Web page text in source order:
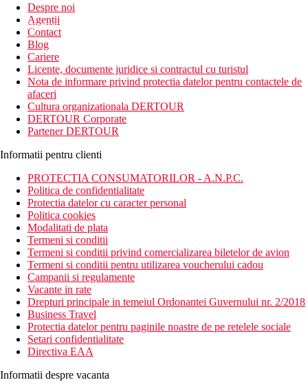
newsletter!
Despre noi
Agentii
Contact
Blog
Cariere
Licente, documente juridice si contractul cu turistul
Nota de informare privind protectia datelor pentru contactele de
afaceri
Cultura organizationala DERTOUR
DERTOUR Corporate
Partener DERTOUR
Informatii pentru clienti
PROTECTIA CONSUMATORILOR - A.N.P.C.
Politica de confidentialitate
Protectia datelor cu caracter personal
Politica cookies
Modalitati de plata
Termeni si conditii
Termeni si conditii privind comercializarea biletelor de avion
Termeni si conditii pentru utilizarea voucherului cadou
Campanii si regulamente
Vacante in rate
Drepturi principale in temeiul Ordonantei Guvernului nr. 2/2018
Business Travel
Protectia datelor pentru paginile noastre de pe retelele sociale
Setari confidentialitate
Directiva EAA
Informatii despre vacanta